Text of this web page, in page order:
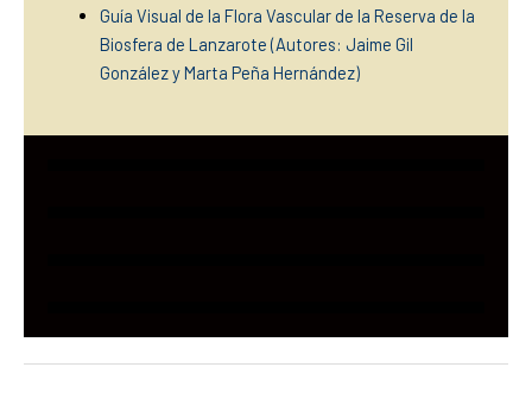
Guía Visual de la Flora Vascular de la Reserva de la
Biosfera de Lanzarote (Autores: Jaime Gil
González y Marta Peña Hernández)